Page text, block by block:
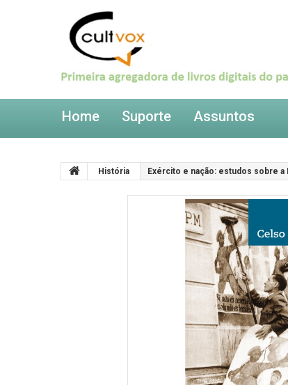
Home Suporte Assuntos
História Exército e nação: estudos sobre